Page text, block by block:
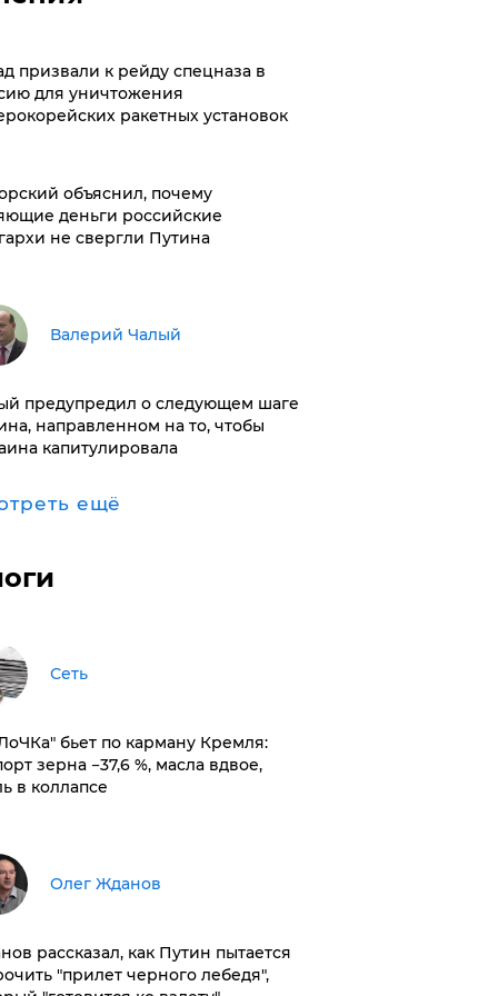
призвали к рейду спецназа в
для уничтожения
ракетных установок
объяснил, почему
деньги российские
не свергли Путина
Валерий Чалый
предупредил о следующем шаге
направленном на то, чтобы
капитулировала
ещё
Сеть
бьет по карману Кремля:
зерна −37,6 %, масла вдвое,
в коллапсе
Олег Жданов
рассказал, как Путин пытается
"прилет черного лебедя",